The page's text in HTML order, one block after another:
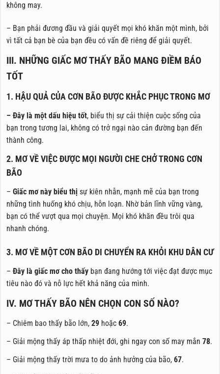
không may.
– Bạn phải đương đầu và giải quyết mọi khó khăn một mình, bởi
vì tất cả bạn bè của bạn đều có vấn đề riêng để giải quyết.
III. NHỮNG GIẤC MƠ THẤY BÃO MANG ĐIỀM BÁO
TỐT
1. HẬU QUẢ CỦA CƠN BÃO ĐƯỢC KHẮC PHỤC TRONG MƠ
– Đây là một dấu hiệu tốt, biểu thị sự cải thiện cuộc sống của
bạn trong tương lai, không có trở ngại nào cản đường bạn đến
thành công.
2. MƠ VỀ VIỆC ĐƯỢC MỌI NGƯỜI CHE CHỞ TRONG CƠN
BÃO
– Giấc mơ này biểu thị sự kiên nhẫn, mạnh mẽ của bạn trong
những tình huống khó chịu, hỗn loạn. Nhờ bản lĩnh vững vàng,
bạn có thể vượt qua mọi chuyện. Mọi khó khăn đều trôi qua
nhanh chóng.
3. MƠ VỀ MỘT CƠN BÃO DI CHUYỂN RA KHỎI KHU DÂN CƯ
– Đây là giấc mơ cho thấy bạn đang hướng tới việc đạt được mục
tiêu nào đó và nỗ lực hết khả năng của mình.
IV. MƠ THẤY BÃO NÊN CHỌN CON SỐ NÀO?
– Chiêm bao thấy bão lớn, 29 hoặc 69.
– Giải mộng thấy áp thấp nhiệt đới, ghi ngay con số may mắn 78.
– Giải mộng thấy trời mưa to do ảnh hưởng của bão, 67.